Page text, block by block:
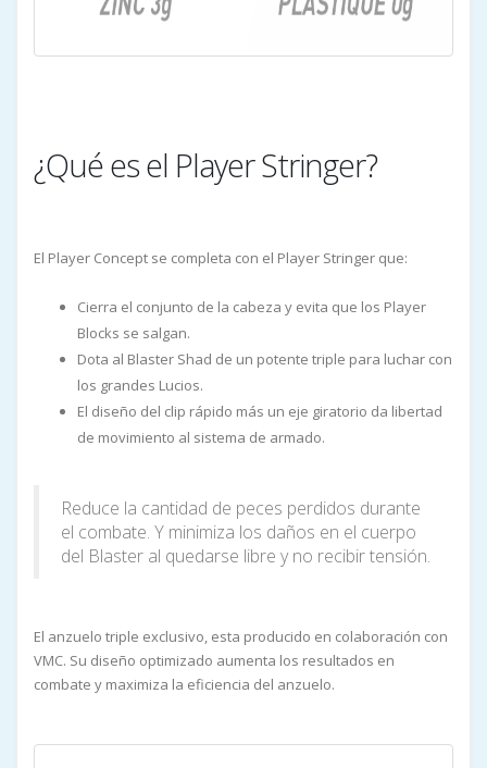
¿Qué es el Player Stringer?
El Player Concept se completa con el Player Stringer que:
Cierra el conjunto de la cabeza y evita que los Player
Blocks se salgan.
Dota al Blaster Shad de un potente triple para luchar con
los grandes Lucios.
El diseño del clip rápido más un eje giratorio da libertad
de movimiento al sistema de armado.
Reduce la cantidad de peces perdidos durante
el combate. Y minimiza los daños en el cuerpo
del Blaster al quedarse libre y no recibir tensión.
El anzuelo triple exclusivo, esta producido en colaboración con
VMC. Su diseño optimizado aumenta los resultados en
combate y maximiza la eficiencia del anzuelo.